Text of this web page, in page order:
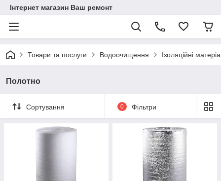
Інтернет магазин Ваш ремонт
Товари та послуги Водоочищення Ізоляційні
Полотно
Сортування 0 Фільтри